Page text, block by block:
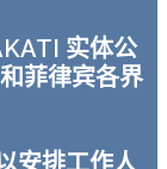
实体公
菲律宾各界
安排工作人